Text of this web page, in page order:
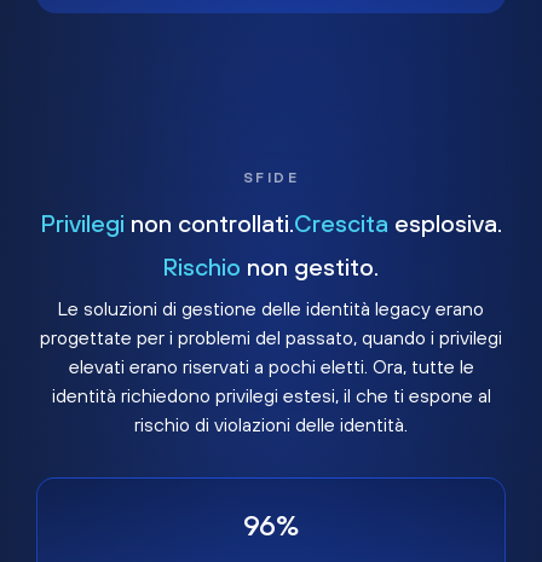
SFIDE
Privilegi non controllati. Crescita esplosiva.
Rischio non gestito.
Le soluzioni di gestione delle identità legacy erano
progettate per i problemi del passato, quando i privilegi
elevati erano riservati a pochi eletti. Ora, tutte le
identità richiedono privilegi estesi, il che ti espone al
rischio di violazioni delle identità.
96%